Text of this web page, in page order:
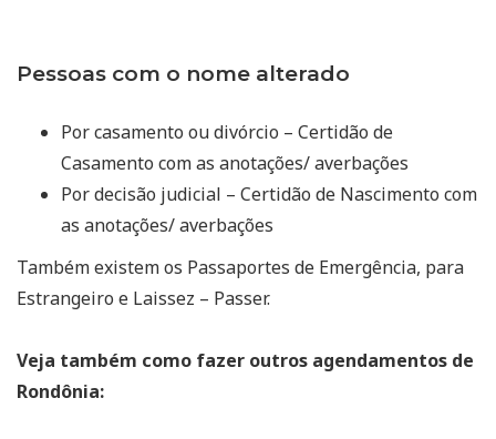
Pessoas com o nome alterado
Por casamento ou divórcio – Certidão de
Casamento com as anotações/ averbações
Por decisão judicial – Certidão de Nascimento com
as anotações/ averbações
Também existem os Passaportes de Emergência, para
Estrangeiro e Laissez – Passer.
Veja também como fazer outros agendamentos de
Rondônia: